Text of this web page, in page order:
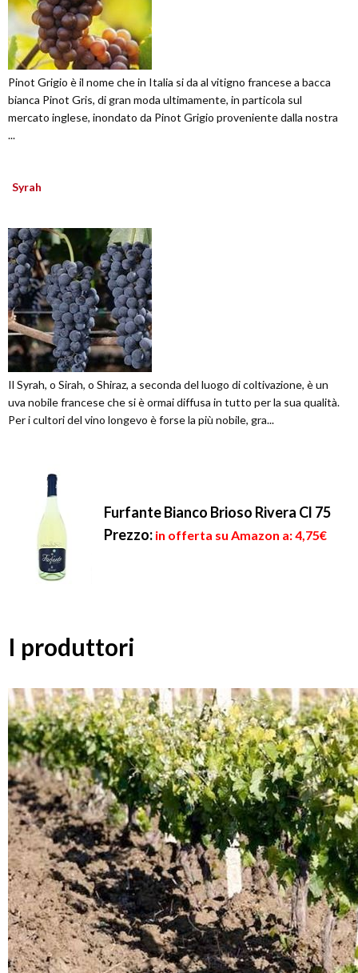
Pinot Grigio è il nome che in Italia si da al vitigno francese a bacca
bianca Pinot Gris, di gran moda ultimamente, in particola sul
mercato inglese, inondato da Pinot Grigio proveniente dalla nostra
...
Syrah
Il Syrah, o Sirah, o Shiraz, a seconda del luogo di coltivazione, è un
uva nobile francese che si è ormai diffusa in tutto per la sua qualità.
Per i cultori del vino longevo è forse la più nobile, gra...
Furfante Bianco Brioso Rivera Cl 75
Prezzo: in offerta su Amazon a: 4,75€
I produttori